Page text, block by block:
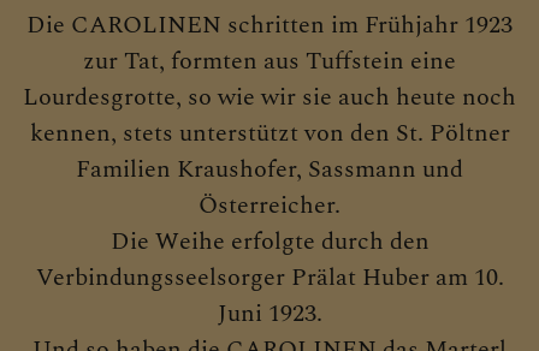
Die CAROLINEN schritten im Frühjahr 1923
zur Tat, formten aus Tuffstein eine
Lourdesgrotte, so wie wir sie auch heute noch
kennen, stets unterstützt von den St. Pöltner
Familien Kraushofer, Sassmann und
Österreicher.
Die Weihe erfolgte durch den
Verbindungsseelsorger Prälat Huber am 10.
Juni 1923.